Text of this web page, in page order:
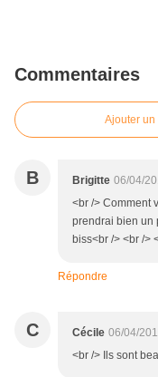
Commentaires
Ajouter un
B Brigitte 06/04/
<br /> Comment
prendrai bien un
biss<br /> <br />
Répondre
C Cécile 06/04/
<br /> Ils sont